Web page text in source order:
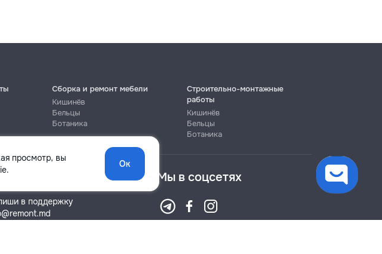
просмотр, вы
Ок
Сборка и ремонт мебели
Кишинёв
Бельцы
Ботаника
Строительно-монтажные
работы
Кишинёв
Бельцы
Ботаника
в поддержку
Мы в соцсетях